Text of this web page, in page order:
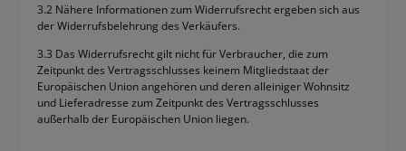
3.2 Nähere Informationen zum Widerrufsrecht ergeben sich aus
der Widerrufsbelehrung des Verkäufers.
3.3 Das Widerrufsrecht gilt nicht für Verbraucher, die zum
Zeitpunkt des Vertragsschlusses keinem Mitgliedstaat der
Europäischen Union angehören und deren alleiniger Wohnsitz
und Lieferadresse zum Zeitpunkt des Vertragsschlusses
außerhalb der Europäischen Union liegen.